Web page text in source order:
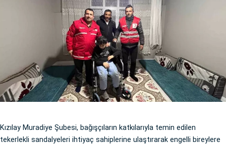
Kızılay Muradiye Şubesi, bağışçıların katkılarıyla temin edilen
tekerlekli sandalyeleri ihtiyaç sahiplerine ulaştırarak engelli bireylere